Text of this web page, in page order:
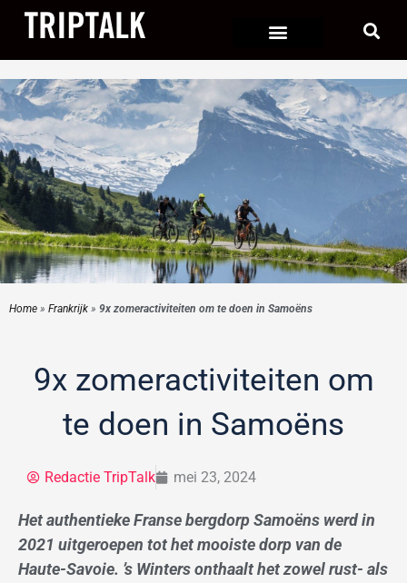
de
inhoud
Home » Frankrijk » 9x zomeractiviteiten om te doen in Samoëns
9x zomeractiviteiten om
te doen in Samoëns
Redactie TripTalk mei 23, 2024
Het authentieke Franse bergdorp Samoëns werd in
2021 uitgeroepen tot het mooiste dorp van de
Haute-Savoie. ’s Winters onthaalt het zowel rust- als